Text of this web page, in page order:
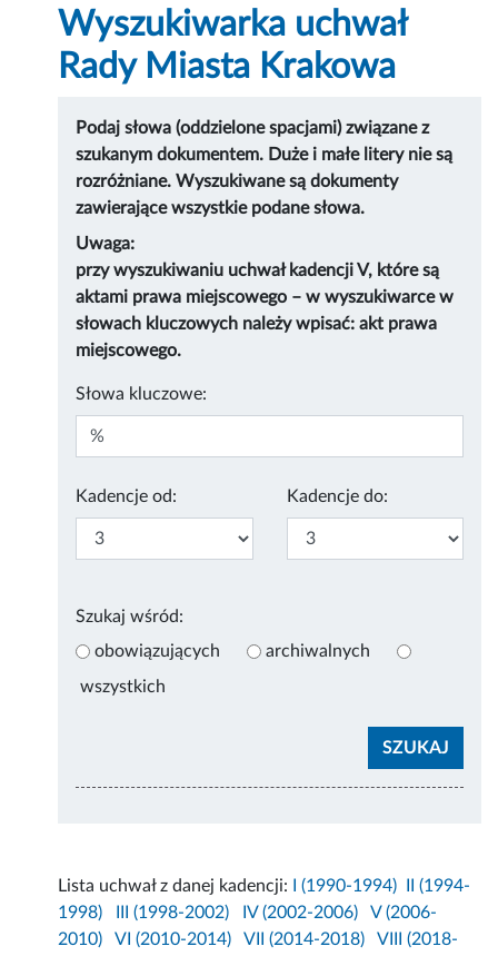
Wyszukiwarka uchwał
Rady Miasta Krakowa
Podaj słowa (oddzielone spacjami) związane z
szukanym dokumentem. Duże i małe litery nie są
rozróżniane. Wyszukiwane są dokumenty
zawierające wszystkie podane słowa.
Uwaga:
przy wyszukiwaniu uchwał kadencji V, które są
aktami prawa miejscowego – w wyszukiwarce w
słowach kluczowych należy wpisać: akt prawa
miejscowego.
Słowa kluczowe:
Kadencje od: Kadencje do:
Szukaj wśród:
obowiązujących
archiwalnych
wszystkich
Lista uchwał z danej kadencji: I (1990-1994)
II (1994-
1998)
III (1998-2002) IV (2002-2006)
V (2006-
2010)
VI (2010-2014) VII (2014-2018)
VIII (2018-